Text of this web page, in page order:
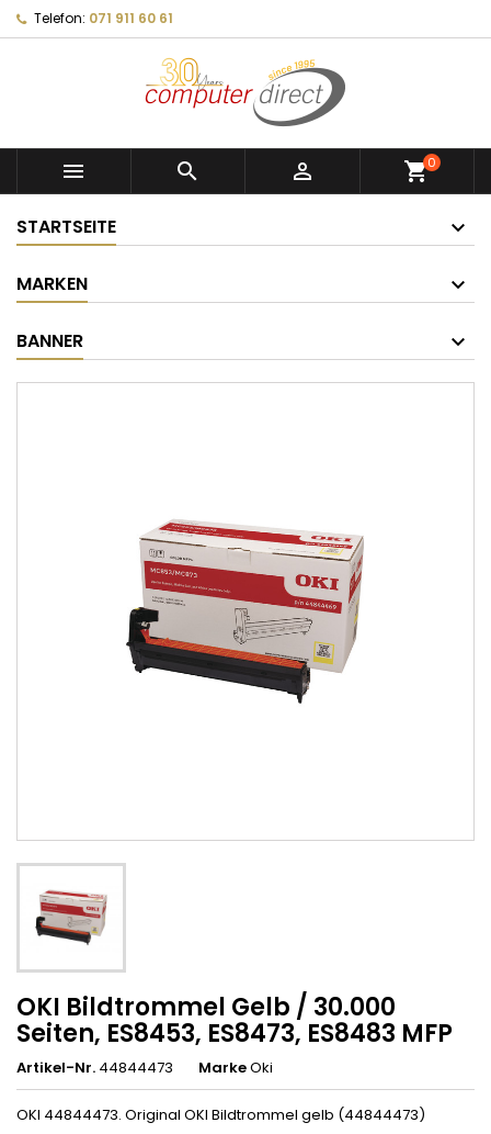
Telefon: 071 911 60 61
   shopping_cart0
STARTSEITE
MARKEN
BANNER
OKI Bildtrommel Gelb / 30.000
Seiten, ES8453, ES8473, ES8483 MFP
Artikel-Nr. 44844473 MarkeOki
OKI 44844473. Original OKI Bildtrommel gelb (44844473)